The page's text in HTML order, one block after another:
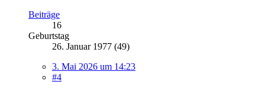
Beiträge
16
Geburtstag
26. Januar 1977 (49)
3. Mai 2026 um 14:23
#4